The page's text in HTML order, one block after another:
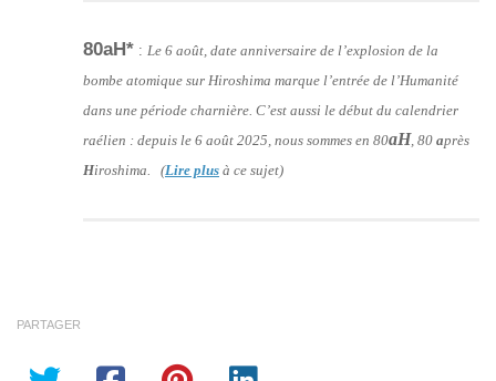
80aH* : Le 6 août, date anniversaire de l’explosion de la
bombe atomique sur Hiroshima marque l’entrée de l’Humanité
dans une période charnière. C’est aussi le début du calendrier
raélien : depuis le 6 août 2025, nous sommes en 80aH , 80 après
Hiroshima. (Lire plus à ce sujet)
PARTAGER